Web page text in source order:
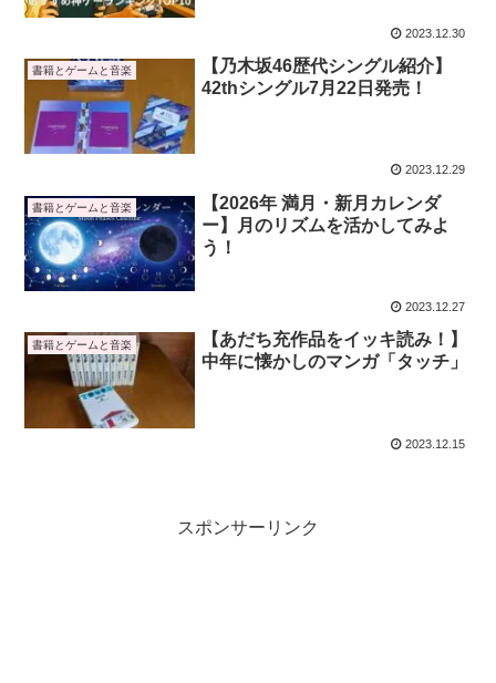
2023.12.30
書籍とゲームと音楽
【乃木坂46歴代シングル紹介】
42thシングル7月22日発売！
2023.12.29
書籍とゲームと音楽
【2026年 満月・新月カレンダ
ー】月のリズムを活かしてみよ
う！
2023.12.27
書籍とゲームと音楽
【あだち充作品をイッキ読み！】
中年に懐かしのマンガ「タッチ」
2023.12.15
スポンサーリンク